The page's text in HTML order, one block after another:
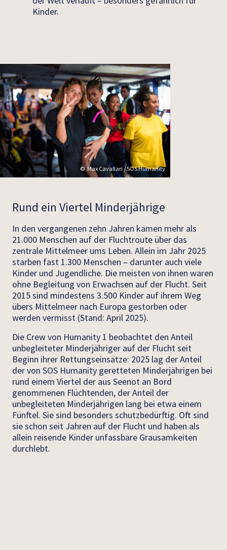
Kinder.
Max Cavallari / SOS Humanity
Rund ein Viertel Minderjährige
In den vergangenen zehn Jahren kamen mehr als
21.000 Menschen auf der Fluchtroute über das
zentrale Mittelmeer ums Leben. Allein im Jahr 2025
starben fast 1.300 Menschen – darunter auch viele
Kinder und Jugendliche. Die meisten von ihnen waren
ohne Begleitung von Erwachsen auf der Flucht. Seit
2015 sind mindestens 3.500 Kinder auf ihrem Weg
übers Mittelmeer nach Europa gestorben oder
werden vermisst (Stand: April 2025).
Die Crew von Humanity 1 beobachtet den Anteil
unbegleiteter Minderjähriger auf der Flucht seit
Beginn ihrer Rettungseinsätze: 2025 lag der Anteil
der von SOS Humanity geretteten Minderjährigen bei
rund einem Viertel der aus Seenot an Bord
genommenen Flüchtenden, der Anteil der
unbegleiteten Minderjährigen lang bei etwa einem
Fünftel. Sie sind besonders schutzbedürftig. Oft sind
sie schon seit Jahren auf der Flucht und haben als
allein reisende Kinder unfassbare Grausamkeiten
durchlebt.